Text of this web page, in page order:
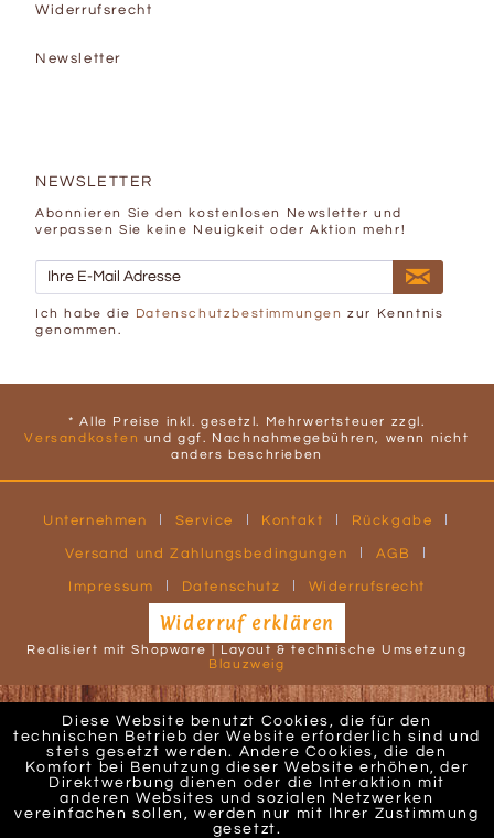
Widerrufsrecht
Newsletter
NEWSLETTER
Abonnieren Sie den kostenlosen Newsletter und
verpassen Sie keine Neuigkeit oder Aktion mehr!
Ich habe die Datenschutzbestimmungen zur Kenntnis
genommen.
* Alle Preise inkl. gesetzl. Mehrwertsteuer zzgl.
Versandkosten und ggf. Nachnahmegebühren, wenn nicht
anders beschrieben
Unternehmen Service Kontakt Rückgabe
Versand und Zahlungsbedingungen AGB
Impressum Datenschutz Widerrufsrecht
Widerruf erklären
Realisiert mit Shopware | Layout & technische Umsetzung
Blauzweig
Diese Website benutzt Cookies, die für den
technischen Betrieb der Website erforderlich sind und
stets gesetzt werden. Andere Cookies, die den
Komfort bei Benutzung dieser Website erhöhen, der
Direktwerbung dienen oder die Interaktion mit
anderen Websites und sozialen Netzwerken
vereinfachen sollen, werden nur mit Ihrer Zustimmung
gesetzt.